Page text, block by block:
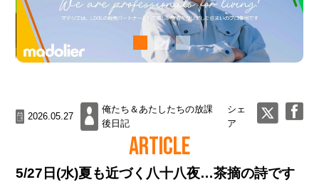
2026.05.27
俺たち＆あたしたちの放課
後日記
シェ
ア
ARTICLE
5/27日(水)夏も近づく八十八夜…茶摘の詩です